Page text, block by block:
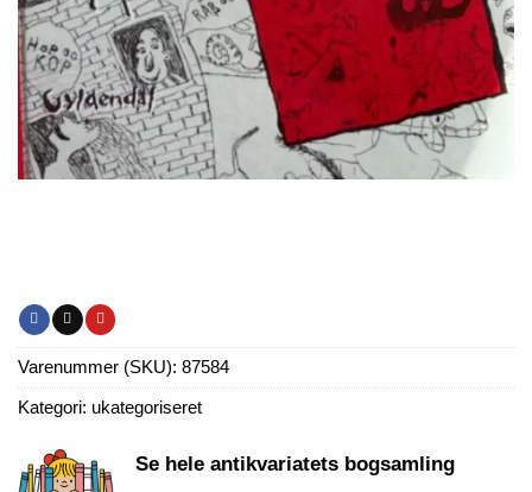
Varenummer (SKU): 87584
Kategori: ukategoriseret
Se hele antikvariatets bogsamling